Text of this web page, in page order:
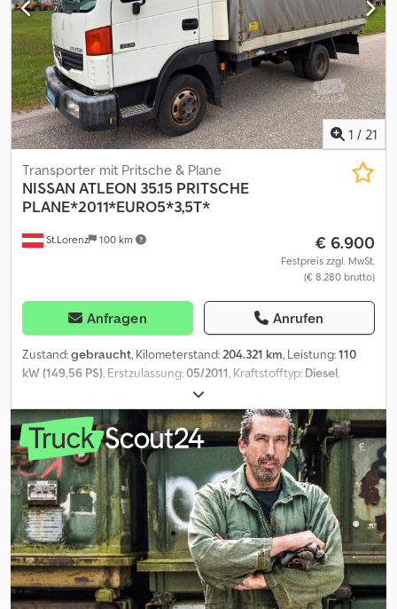
km 2,3 l Vierzyl. mit 140 kW Bereifung 75 % Chjdpfxjzr H T Ss Aglsa
AHK - 3.500 kg Laderaumwanne aus Alu
1 / 21
St.Lorenz 100 km
Transporter mit Pritsche & Plane
NISSAN ATLEON 35.15 PRITSCHE
PLANE*2011*EURO5*3,5T*
€ 6.900
Festpreis zzgl. MwSt.
(€ 8.280 brutto)
Anfragen Anrufen
Zustand:gebraucht, Kilometerstand:204.321 km, Leistung:110
kW (149,56 PS), Erstzulassung:05/2011, Kraftstofftyp: Diesel,
, nächste Prüfung (TÜV):
Weiß, Getriebetyp:mechanisch, Emissionsklasse:Euro5, Anzahl
der Sitzplätze:3, Baujahr:2011, Ausstattung:ABS, Klimaanlage, *
Nissan Atleon 35.15 Pritsche Plane * Euro 5 * Pritsche Innenlänge:
4,35 m * Pritsche Innenbreite: 2,20 m * Pritsche Innenhöhe: 2,30 m
* Eigengewicht: 2670 kg - Gesamtgewicht: 3500 kg * Nutzlast: 755
kg - Radstand: 3200 mm Chjdpjzp Ttajfx Aglea * Hubraum: 2953
ccm - Leistung: 110 kW * Alle Angaben ohne Gewähr * Irrtum und
Zwischenverkauf Vorbehalten * Interne Numer: 123